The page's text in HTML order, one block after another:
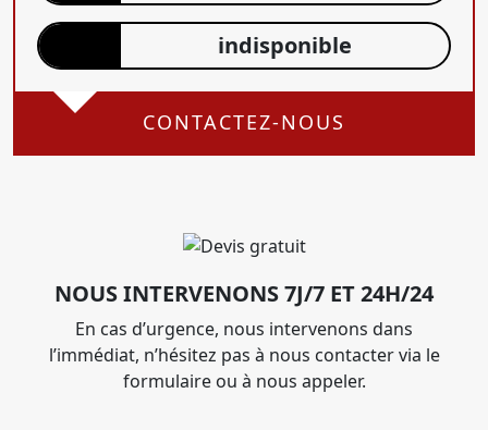
indisponible
CONTACTEZ-NOUS
NOUS INTERVENONS 7J/7 ET 24H/24
En cas d’urgence, nous intervenons dans
l’immédiat, n’hésitez pas à nous contacter via le
formulaire ou à nous appeler.